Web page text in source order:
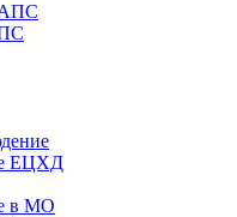
АПС
ЕЦХД
в МО